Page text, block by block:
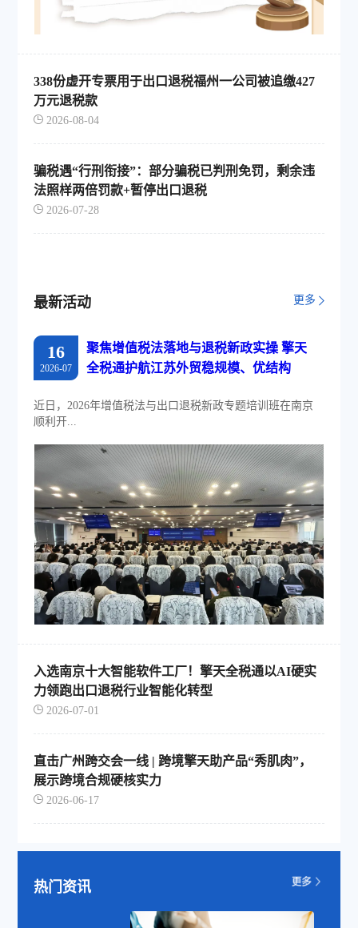
338份虚开专票用于出口退税福州一公司被追缴427
万元退税款
2026-08-04
骗税遇“行刑衔接”：部分骗税已判刑免罚，剩余违
法照样两倍罚款+暂停出口退税
2026-07-28
最新活动 更多
16
2026-07
聚焦增值税法落地与退税新政实操 擎天
全税通护航江苏外贸稳规模、优结构
近日，2026年增值税法与出口退税新政专题培训班在南京
顺利开...
入选南京十大智能软件工厂！擎天全税通以AI硬实
力领跑出口退税行业智能化转型
2026-07-01
直击广州跨交会一线 | 跨境擎天助产品“秀肌肉”，
展示跨境合规硬核实力
2026-06-17
热门资讯